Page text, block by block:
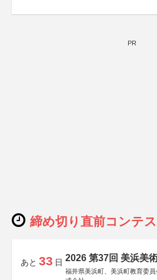
PR
締め切り直前コンテス
あと 33 日 2026 第37回 美浜美
福井県美浜町、美浜町教育委